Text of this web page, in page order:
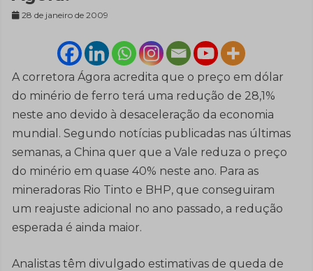
28 de janeiro de 2009
A corretora Ágora acredita que o preço em dólar
do minério de ferro terá uma redução de 28,1%
neste ano devido à desaceleração da economia
mundial. Segundo notícias publicadas nas últimas
semanas, a China quer que a Vale reduza o preço
do minério em quase 40% neste ano. Para as
mineradoras Rio Tinto e BHP, que conseguiram
um reajuste adicional no ano passado, a redução
esperada é ainda maior.
Analistas têm divulgado estimativas de queda de